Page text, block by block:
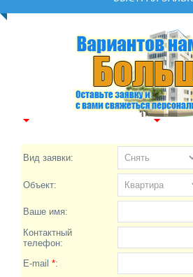
Вид заявки:
Объект:
Ваше имя:
Контактный
телефон:
E-mail *: